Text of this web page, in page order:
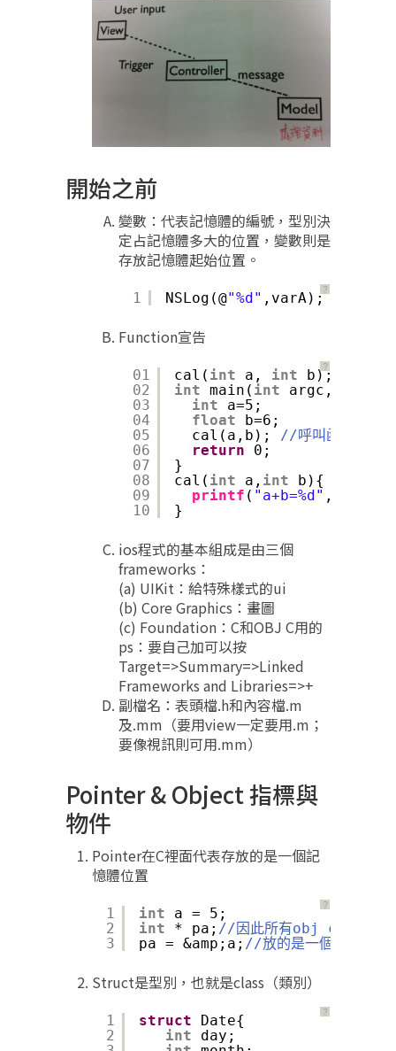
開始之前
變數：代表記憶體的編號，型別決
定占記憶體多大的位置，變數則是
存放記憶體起始位置。
？
1 NSLog(@"%d" ,varA);
Function宣告
？
01
02
03
04
05
06
07
08
09
10
cal( int a, int
b);
int main( int argc,
int
a=5;
float
b=6;
cal(a,b);
//呼叫函數
return
0;
}
cal( int a, int
b){
printf ( "a+b=%d" ,(a+b));
}
ios程式的基本組成是由三個
frameworks：
(a) UIKit：給特殊樣式的ui
(b) Core Graphics：畫圖
(c) Foundation：C和OBJ C用的
ps：要自己加可以按
Target=>Summary=>Linked
Frameworks and Libraries=>+
副檔名：表頭檔.h和內容檔.m
及.mm（要用view一定要用.m；
要像視訊則可用.mm）
Pointer & Object 指標與
物件
Pointer在C裡面代表存放的是一個記
憶體位置
？
1
2
3
int
a = 5;
int
* pa; //因此所有obj c裡面所有
pa = &amp;a; //放的是一個記憶體位
Struct是型別，也就是class（類別）
？
1
2
struct
Date{
int
day;